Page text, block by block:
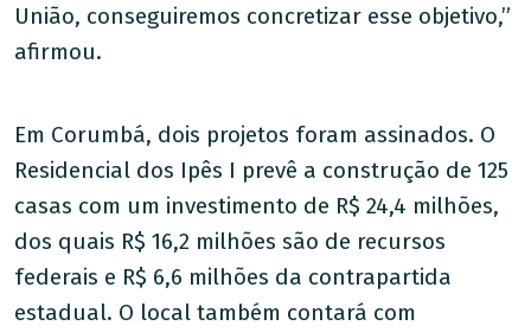
União, conseguiremos concretizar esse objetivo,”
afirmou.
Em Corumbá, dois projetos foram assinados. O
Residencial dos Ipês I prevê a construção de 125
casas com um investimento de R$ 24,4 milhões,
dos quais R$ 16,2 milhões são de recursos
federais e R$ 6,6 milhões da contrapartida
estadual. O local também contará com